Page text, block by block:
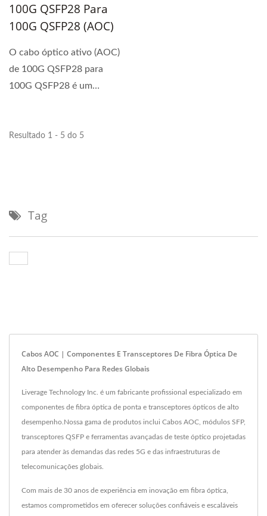
100G QSFP28 Para
100G QSFP28 (AOC)
O cabo óptico ativo (AOC)
de 100G QSFP28 para
100G QSFP28 é um
Resultado 1 - 5 do 5
Tag
Cabos AOC | Componentes E Transceptores De Fibra Óptica De
Alto Desempenho Para Redes Globais
Liverage Technology Inc. é um fabricante profissional especializado em
componentes de fibra óptica de ponta e transceptores ópticos de alto
desempenho.Nossa gama de produtos inclui Cabos AOC, módulos SFP,
transceptores QSFP e ferramentas avançadas de teste óptico projetadas
para atender às demandas das redes 5G e das infraestruturas de
telecomunicações globais.
Com mais de 30 anos de experiência em inovação em fibra óptica,
estamos comprometidos em oferecer soluções confiáveis e escaláveis